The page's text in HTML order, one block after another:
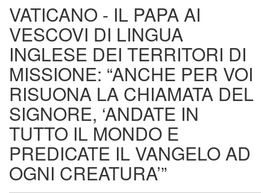
VATICANO - IL PAPA AI
VESCOVI DI LINGUA
INGLESE DEI TERRITORI DI
MISSIONE: “ANCHE PER VOI
RISUONA LA CHIAMATA DEL
SIGNORE, ‘ANDATE IN
TUTTO IL MONDO E
PREDICATE IL VANGELO AD
OGNI CREATURA’”